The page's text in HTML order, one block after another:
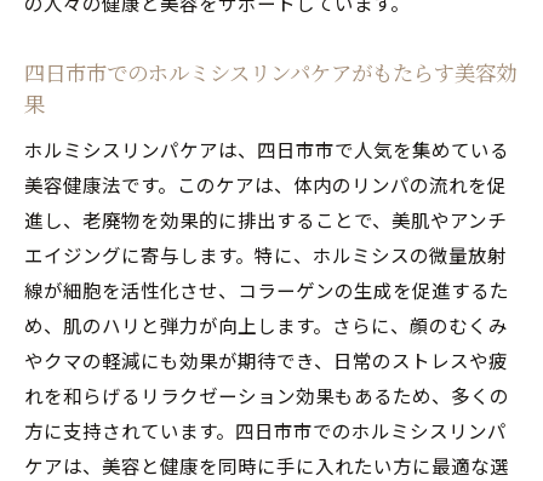
四日市市でのホルミシスリンパケアがもたらす美容効
果
ホルミシスリンパケアは、四日市市で人気を集めている
美容健康法です。このケアは、体内のリンパの流れを促
進し、老廃物を効果的に排出することで、美肌やアンチ
エイジングに寄与します。特に、ホルミシスの微量放射
線が細胞を活性化させ、コラーゲンの生成を促進するた
め、肌のハリと弾力が向上します。さらに、顔のむくみ
やクマの軽減にも効果が期待でき、日常のストレスや疲
れを和らげるリラクゼーション効果もあるため、多くの
方に支持されています。四日市市でのホルミシスリンパ
ケアは、美容と健康を同時に手に入れたい方に最適な選